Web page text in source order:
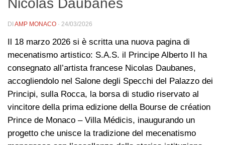
Nicolas Daubanes
DI AMP MONACO · 24/03/2026
Il 18 marzo 2026 si è scritta una nuova pagina di
mecenatismo artistico: S.A.S. il Principe Alberto II ha
consegnato all’artista francese Nicolas Daubanes,
accogliendolo nel Salone degli Specchi del Palazzo dei
Principi, sulla Rocca, la borsa di studio riservato al
vincitore della prima edizione della Bourse de création
Prince de Monaco – Villa Médicis, inaugurando un
progetto che unisce la tradizione del mecenatismo